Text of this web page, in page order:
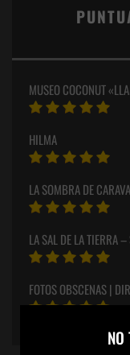
MUSEO COCONUT
HILMA
LA SOMBRA DE
LA SAL DE LA TIERRA
FOTOS OBSCENAS |
NO